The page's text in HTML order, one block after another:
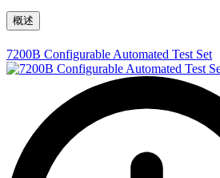
概述
7200B Configurable Automated Test Set